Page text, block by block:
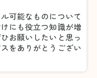
可能なものについて
にも役立つ知識が増
お願いしたいと思っ
をありがとうござい